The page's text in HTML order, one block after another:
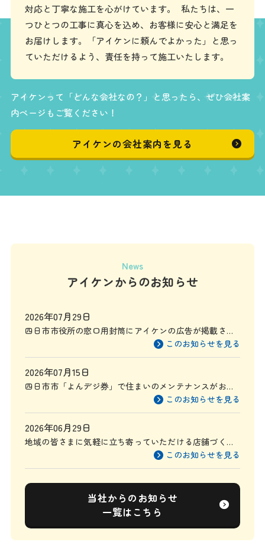
対応と丁寧な施工を心がけています。 私たちは、一
つひとつの工事に真心を込め、お客様に安心と満足を
お届けします。「アイケンに頼んでよかった」と思っ
ていただけるよう、責任を持って施工いたします。
アイケンって「どんな会社なの？」と思ったら、ぜひ会社案
内ページもご覧ください！
アイケンの会社案内を見る
News
アイケンからのお知らせ
2026年07月29日
四日市市役所の窓口用封筒にアイケンの広告が掲載され
このお知らせを見る
2026年07月15日
四日市市「よんデジ券」で住まいのメンテナンスがお得
このお知らせを見る
2026年06月29日
地域の皆さまに気軽に立ち寄っていただける店舗づくり
このお知らせを見る
当社からのお知らせ
一覧はこちら